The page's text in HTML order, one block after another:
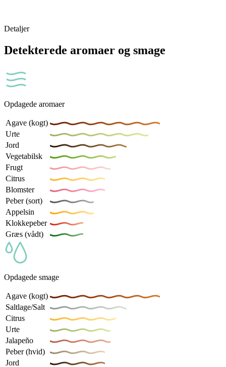
Detaljer
Detekterede aromaer og smage
Opdagede aromaer
Agave (kogt)
Urte
Jord
Vegetabilsk
Frugt
Citrus
Blomster
Peber (sort)
Appelsin
Klokkepeber
Græs (vådt)
Opdagede smage
Agave (kogt)
Saltlage/Salt
Citrus
Urte
Jalapeño
Peber (hvid)
Jord